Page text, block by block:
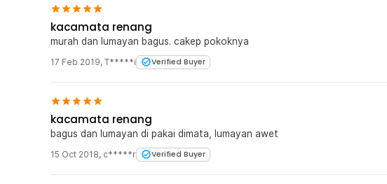
kacamata renang
murah dan lumayan bagus. cakep pokoknya
17 Feb 2019, T*****i Verified Buyer
kacamata renang
bagus dan lumayan di pakai dimata, lumayan awet
15 Oct 2018, c*****r Verified Buyer